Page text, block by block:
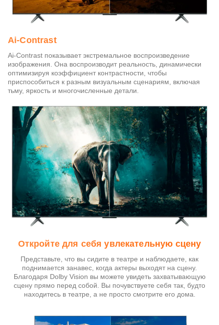
Ai-Contrast
Ai-Contrast показывает экстремальное воспроизведение
изображения. Она воспроизводит реальность, динамически
оптимизируя коэффициент контрастности, чтобы
приспособиться к разным визуальным сценариям, включая
тьму, яркость и многочисленные детали.
Откройте для себя увлекательную сцену
Представьте, что вы сидите в театре и наблюдаете, как
поднимается занавес, когда актеры выходят на сцену.
Благодаря Dolby Vision вы можете увидеть захватывающую
сцену прямо перед собой. Вы почувствуете себя так, будто
находитесь в театре, а не просто смотрите его дома.